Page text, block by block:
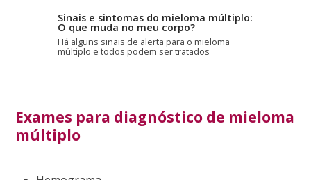
Sinais e sintomas do mieloma múltiplo:
O que muda no meu corpo?
Há alguns sinais de alerta para o mieloma
múltiplo e todos podem ser tratados
Exames para diagnóstico de mieloma
múltiplo